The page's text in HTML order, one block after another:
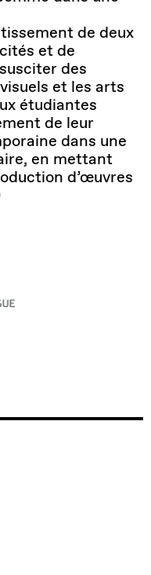
de deux
et de
des
et les arts
étudiantes
de leur
dans une
en mettant
d’œuvres